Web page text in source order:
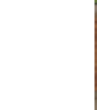
Samsung Ads: «Con Total